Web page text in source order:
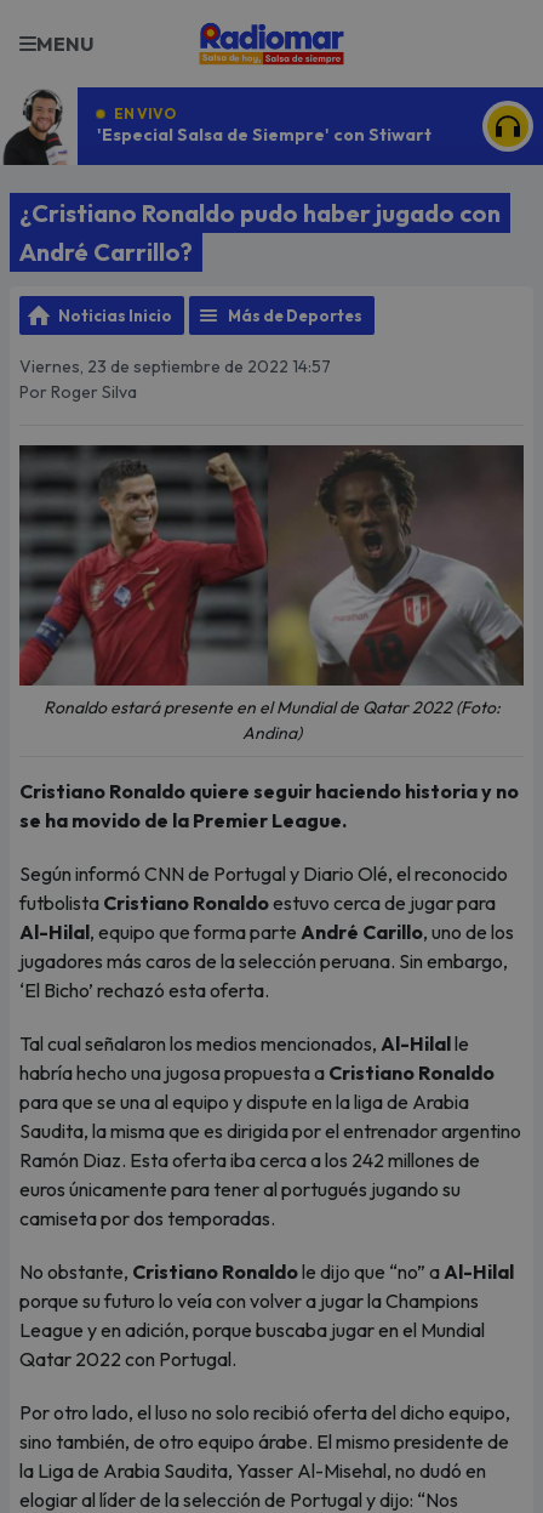
MENU
EN VIVO
'Especial Salsa de Siempre' con Stiwart
¿Cristiano Ronaldo pudo haber jugado con
André Carrillo?
Noticias Inicio Más de Deportes
Viernes, 23 de septiembre de 2022 14:57
Por Roger Silva
Ronaldo estará presente en el Mundial de Qatar 2022 (Foto:
Andina)
Cristiano Ronaldo quiere seguir haciendo historia y no
se ha movido de la Premier League.
Según informó CNN de Portugal y Diario Olé, el reconocido
futbolista Cristiano Ronaldoestuvo cerca de jugar para
Al-Hilal, equipo que forma parte André Carillo, uno de los
jugadores más caros de la selección peruana. Sin embargo,
‘El Bicho’ rechazó esta oferta.
Tal cual señalaron los medios mencionados, Al-Hilalle
habría hecho una jugosa propuesta a Cristiano Ronaldo
para que se una al equipo y dispute en la liga de Arabia
Saudita, la misma que es dirigida por el entrenador argentino
Ramón Diaz. Esta oferta iba cerca a los 242 millones de
euros únicamente para tener al portugués jugando su
camiseta por dos temporadas.
No obstante, Cristiano Ronaldole dijo que “no” aAl-Hilal
porque su futuro lo veía con volver a jugar la Champions
League y en adición, porque buscaba jugar en el Mundial
Qatar 2022 con Portugal.
Por otro lado, el luso no solo recibió oferta del dicho equipo,
sino también, de otro equipo árabe. El mismo presidente de
la Liga de Arabia Saudita, Yasser Al-Misehal, no dudó en
elogiar al líder de la selección de Portugal y dijo: “Nos